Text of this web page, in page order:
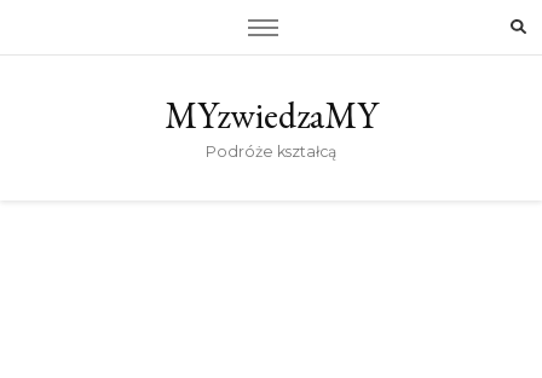
MYzwiedzaMY
Podróże kształcą